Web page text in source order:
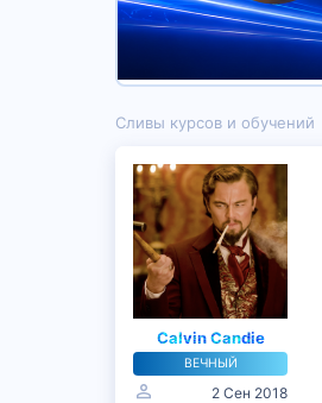
Сливы курсов и обучений
Calvin Candie
ВЕЧНЫЙ
2 Сен 2018